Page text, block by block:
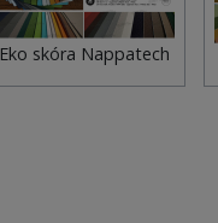
Eko skóra Nappatech